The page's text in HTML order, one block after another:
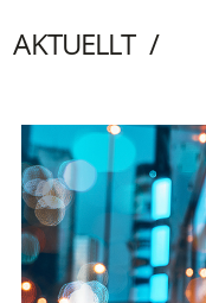
AKTUELLT